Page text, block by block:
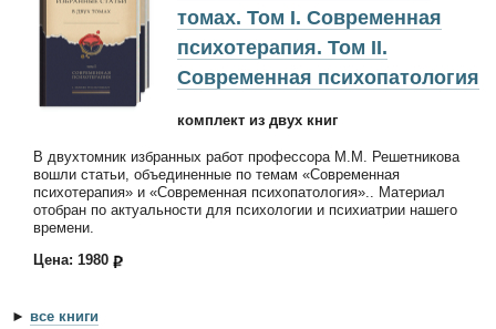
томах. Том I. Современная
психотерапия. Том II.
Современная психопатология
комплект из двух книг
В двухтомник избранных работ профессора М.М. Решетникова
вошли статьи, объединенные по темам «Современная
психотерапия» и «Современная психопатология».. Материал
отобран по актуальности для психологии и психиатрии нашего
времени.
Цена: 1980
► все книги